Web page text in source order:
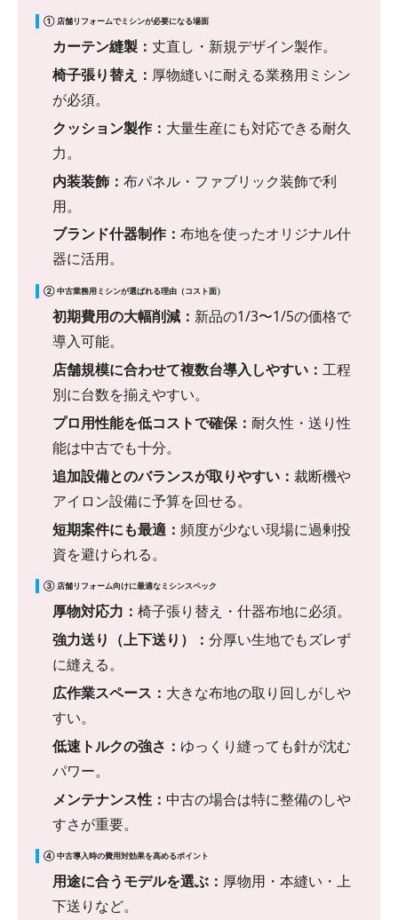
① 店舗リフォームでミシンが必要になる場面
カーテン縫製： 丈直し・新規デザイン製作。
椅子張り替え： 厚物縫いに耐える業務用ミシン
が必須。
クッション製作： 大量生産にも対応できる耐久
力。
内装装飾： 布パネル・ファブリック装飾で利
用。
ブランド什器制作： 布地を使ったオリジナル什
器に活用。
② 中古業務用ミシンが選ばれる理由（コスト面）
初期費用の大幅削減： 新品の1/3〜1/5の価格で
導入可能。
店舗規模に合わせて複数台導入しやすい： 工程
別に台数を揃えやすい。
プロ用性能を低コストで確保： 耐久性・送り性
能は中古でも十分。
追加設備とのバランスが取りやすい： 裁断機や
アイロン設備に予算を回せる。
短期案件にも最適： 頻度が少ない現場に過剰投
資を避けられる。
③ 店舗リフォーム向けに最適なミシンスペック
厚物対応力： 椅子張り替え・什器布地に必須。
強力送り（上下送り）： 分厚い生地でもズレず
に縫える。
広作業スペース： 大きな布地の取り回しがしや
すい。
低速トルクの強さ： ゆっくり縫っても針が沈む
パワー。
メンテナンス性： 中古の場合は特に整備のしや
すさが重要。
④ 中古導入時の費用対効果を高めるポイント
用途に合うモデルを選ぶ： 厚物用・本縫い・上
下送りなど。